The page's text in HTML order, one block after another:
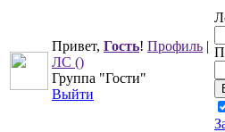
Привет, Гость! Профиль |
ЛС ()
Группа "Гости"
Выйти